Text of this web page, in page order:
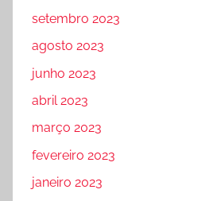
setembro 2023
agosto 2023
junho 2023
abril 2023
março 2023
fevereiro 2023
janeiro 2023